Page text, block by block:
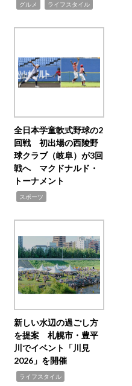
グルメ ライフスタイル
全日本学童軟式野球の2
回戦 初出場の西陵野
球クラブ（岐阜）が3回
戦へ マクドナルド・
トーナメント
スポーツ
新しい水辺の過ごし方
を提案 札幌市・豊平
川でイベント「川見
2026」を開催
ライフスタイル